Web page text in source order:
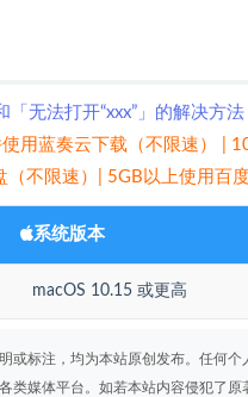
「无法打开“xxx”」的解决方法
用蓝奏云下载（不限速） |
不限速）| 5GB以上使用百
系统版本
macOS 10.15 或更高
或标注，均为本站原创发布。任何
类媒体平台。如若本站内容侵犯了原